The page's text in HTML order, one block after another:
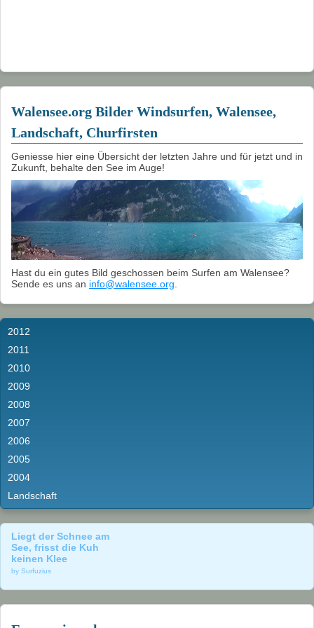
Walensee.org Bilder Windsurfen, Walensee,
Landschaft, Churfirsten
Geniesse hier eine Übersicht der letzten Jahre und für jetzt und in
Zukunft, behalte den See im Auge!
Hast du ein gutes Bild geschossen beim Surfen am Walensee?
Sende es uns an info@walensee.org
2012
2011
2010
2009
2008
2007
2006
2005
2004
Landschaft
Liegt der Schnee am
See, frisst die Kuh
keinen Klee
by Surfuzius